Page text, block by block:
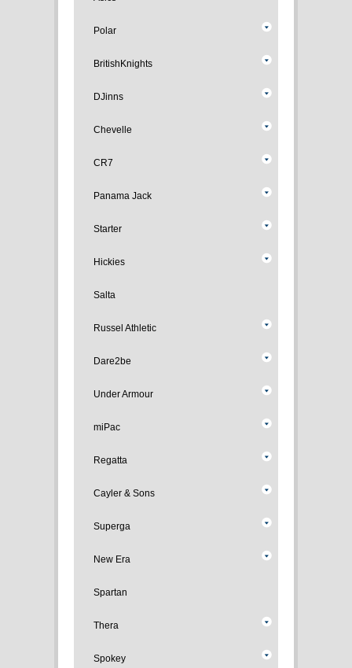
Polar
BritishKnights
DJinns
Chevelle
CR7
Panama Jack
Starter
Hickies
Salta
Russel Athletic
Dare2be
Under Armour
miPac
Regatta
Cayler & Sons
Superga
New Era
Spartan
Thera
Spokey